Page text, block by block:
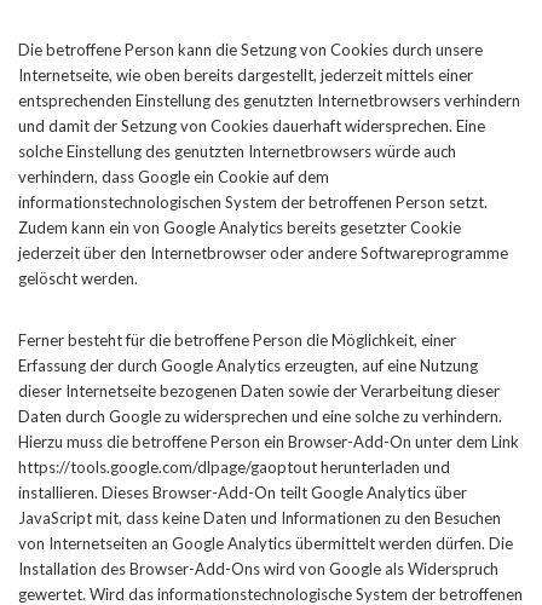
Die betroffene Person kann die Setzung von Cookies durch unsere
Internetseite, wie oben bereits dargestellt, jederzeit mittels einer
entsprechenden Einstellung des genutzten Internetbrowsers verhindern
und damit der Setzung von Cookies dauerhaft widersprechen. Eine
solche Einstellung des genutzten Internetbrowsers würde auch
verhindern, dass Google ein Cookie auf dem
informationstechnologischen System der betroffenen Person setzt.
Zudem kann ein von Google Analytics bereits gesetzter Cookie
jederzeit über den Internetbrowser oder andere Softwareprogramme
gelöscht werden.
Ferner besteht für die betroffene Person die Möglichkeit, einer
Erfassung der durch Google Analytics erzeugten, auf eine Nutzung
dieser Internetseite bezogenen Daten sowie der Verarbeitung dieser
Daten durch Google zu widersprechen und eine solche zu verhindern.
Hierzu muss die betroffene Person ein Browser-Add-On unter dem Link
https://tools.google.com/dlpage/gaoptout herunterladen und
installieren. Dieses Browser-Add-On teilt Google Analytics über
JavaScript mit, dass keine Daten und Informationen zu den Besuchen
von Internetseiten an Google Analytics übermittelt werden dürfen. Die
Installation des Browser-Add-Ons wird von Google als Widerspruch
gewertet. Wird das informationstechnologische System der betroffenen